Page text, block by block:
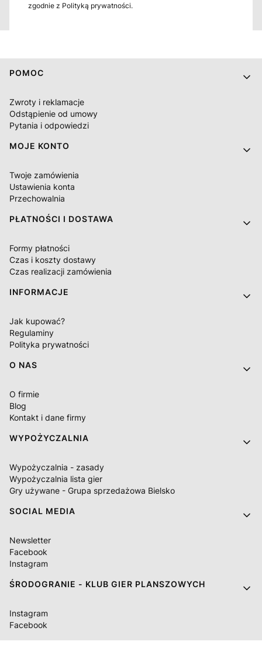
zgodnie z Polityką prywatności.
Linki w stopce
POMOC
Zwroty i reklamacje
Odstąpienie od umowy
Pytania i odpowiedzi
MOJE KONTO
Twoje zamówienia
Ustawienia konta
Przechowalnia
PŁATNOŚCI I DOSTAWA
Formy płatności
Czas i koszty dostawy
Czas realizacji zamówienia
INFORMACJE
Jak kupować?
Regulaminy
Polityka prywatności
O NAS
O firmie
Blog
Kontakt i dane firmy
WYPOŻYCZALNIA
Wypożyczalnia - zasady
Wypożyczalnia lista gier
Gry używane - Grupa sprzedażowa Bielsko
SOCIAL MEDIA
Newsletter
Facebook
Instagram
ŚRODOGRANIE - KLUB GIER PLANSZOWYCH
Instagram
Facebook